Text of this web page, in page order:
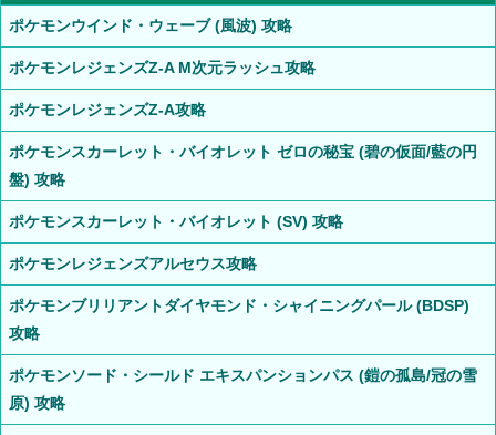
ポケモンウインド・ウェーブ (風波) 攻略
ポケモンレジェンズZ-A M次元ラッシュ攻略
ポケモンレジェンズZ-A攻略
ポケモンスカーレット・バイオレット ゼロの秘宝 (碧の仮面/藍の円
盤) 攻略
ポケモンスカーレット・バイオレット (SV) 攻略
ポケモンレジェンズアルセウス攻略
ポケモンブリリアントダイヤモンド・シャイニングパール (BDSP)
攻略
ポケモンソード・シールド エキスパンションパス (鎧の孤島/冠の雪
原) 攻略